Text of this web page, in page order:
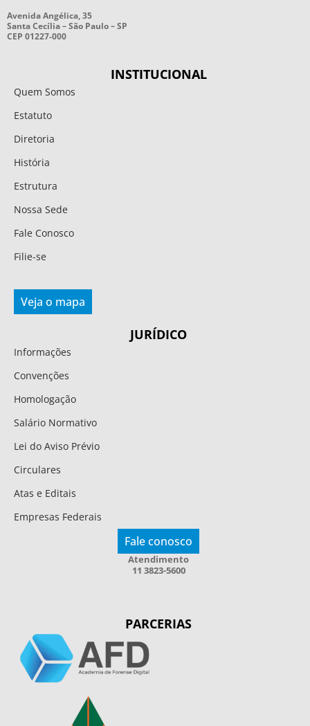
Avenida Angélica, 35
Santa Cecília – São Paulo – SP
CEP 01227-000
INSTITUCIONAL
Quem Somos
Estatuto
Diretoria
História
Estrutura
Nossa Sede
Fale Conosco
Filie-se
Veja o mapa
JURÍDICO
Informações
Convenções
Homologação
Salário Normativo
Lei do Aviso Prévio
Circulares
Atas e Editais
Empresas Federais
Fale conosco
Atendimento
11 3823-5600
PARCERIAS